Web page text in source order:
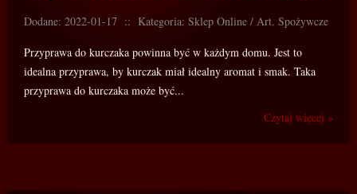
Dodane: 2022-01-17 :: Kategoria: Sklep Online / Art. Spożywcze
Przyprawa do kurczaka powinna być w każdym domu. Jest to
idealna przyprawa, by kurczak miał idealny aromat i smak. Taka
przyprawa do kurczaka może być...
Czytaj więcej »